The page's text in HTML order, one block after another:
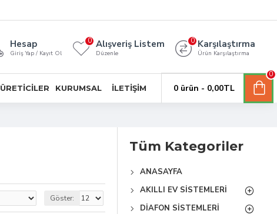
Hesap
Giriş Yap / Kayıt Ol
Alışveriş Listem
Düzenle
0 Karşılaştırma
Ürün Karşılaştırma
0
ÜRETICILER KURUMSAL İLETIŞIM 0 ürün - 0,00TL
0
Göster:
Tüm Kategoriler
ANASAYFA
AKILLI EV SISTEMLERI
DIAFON SISTEMLERI